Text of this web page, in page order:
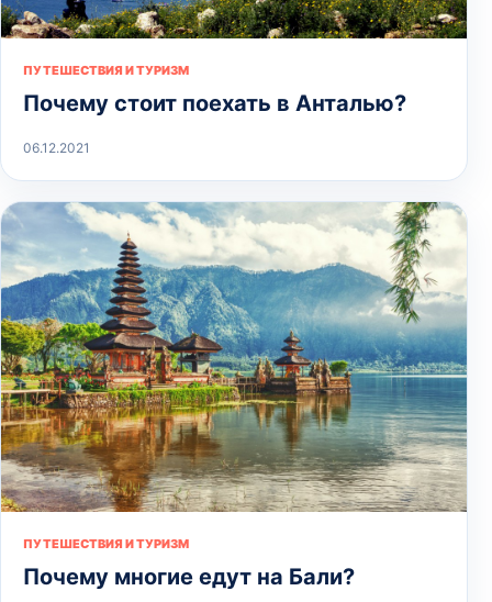
ПУТЕШЕСТВИЯ И ТУРИЗМ
Почему стоит поехать в Анталью?
06.12.2021
ПУТЕШЕСТВИЯ И ТУРИЗМ
Почему многие едут на Бали?